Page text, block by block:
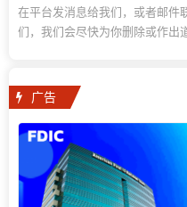
在平台发消息给我们，或者邮件
们，我们会尽快为你删除或作出
广告